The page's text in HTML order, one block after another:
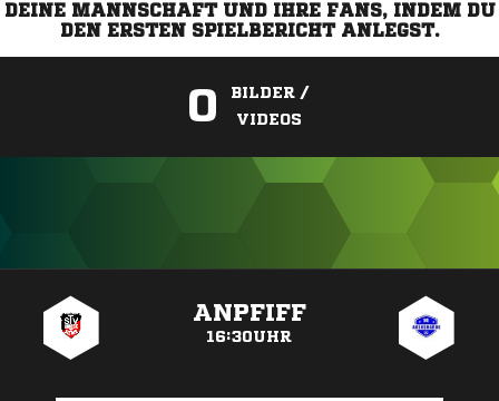
DEINE MANNSCHAFT UND IHRE FANS, INDEM DU
DEN ERSTEN SPIELBERICHT ANLEGST.
0
BILDER /
VIDEOS
ANPFIFF
16:30UHR